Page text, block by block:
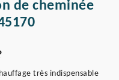
de cheminée
très indispensable